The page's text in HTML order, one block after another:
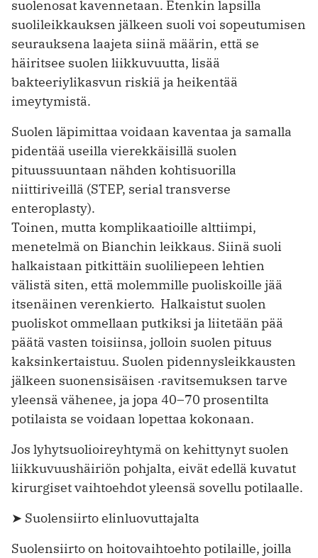
suolenosat kavennetaan. Etenkin lapsilla
suolileikkauksen jälkeen suoli voi sopeutumisen
seurauksena laajeta siinä määrin, että se
häiritsee suolen liikkuvuutta, lisää
bakteeriylikasvun riskiä ja heikentää
imeytymistä.
Suolen läpimittaa voidaan kaventaa ja samalla
pidentää useilla vierekkäisillä suolen
pituussuuntaan nähden kohtisuorilla
niittiriveillä (STEP, serial transverse
enteroplasty).
Toinen, mutta komplikaatioille alttiimpi,
menetelmä on Bianchin leikkaus. Siinä suoli
halkaistaan pitkittäin suoliliepeen lehtien
välistä siten, että molemmille puoliskoille jää
itsenäinen verenkierto. Halkaistut suolen
puoliskot ommellaan putkiksi ja liitetään pää
päätä vasten toisiinsa, jolloin suolen pituus
kaksinkertaistuu. Suolen pidennysleikkausten
jälkeen suonensisäisen ‧ravitsemuksen tarve
yleensä vähenee, ja jopa 40–70 prosentilta
potilaista se voidaan lopettaa kokonaan.
Jos lyhytsuolioireyhtymä on kehittynyt suolen
liikkuvuushäiriön pohjalta, eivät edellä kuvatut
kirurgiset vaihtoehdot yleensä sovellu potilaalle.
➤ Suolensiirto elinluovuttajalta
Suolensiirto on hoitovaihtoehto potilaille, joilla